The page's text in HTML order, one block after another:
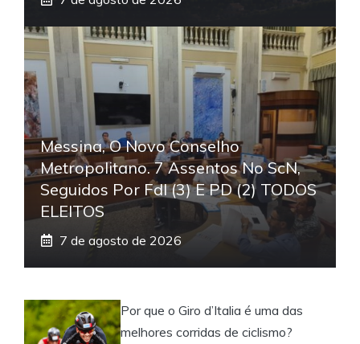
Messina, O Novo Conselho
Metropolitano. 7 Assentos No ScN,
Seguidos Por FdI (3) E PD (2) TODOS
ELEITOS
7 de agosto de 2026
Por que o Giro d’Italia é uma das
melhores corridas de ciclismo?